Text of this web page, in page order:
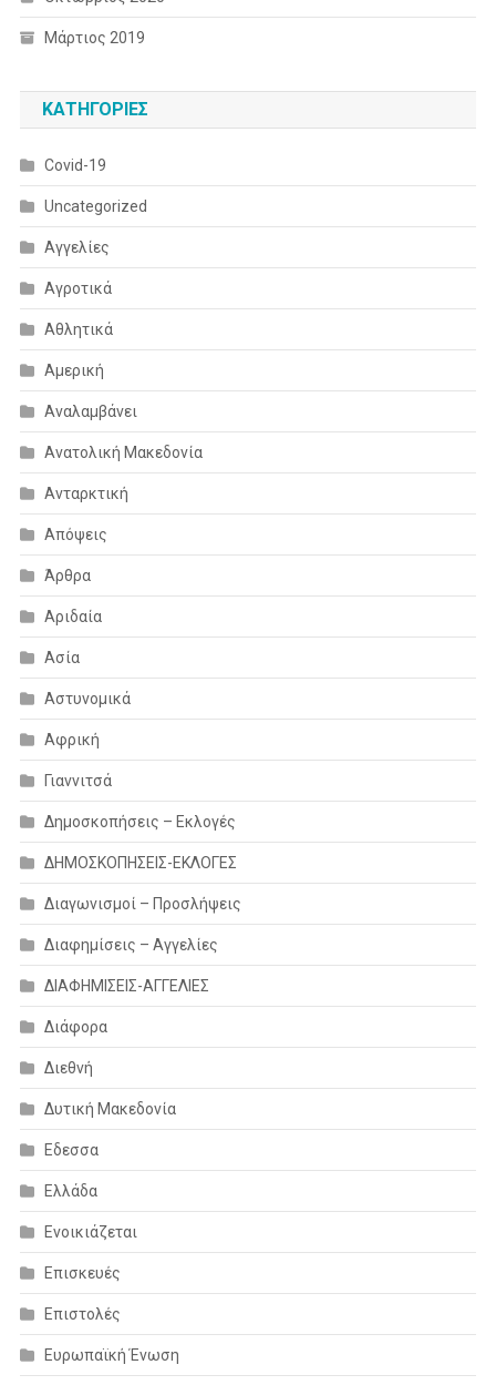
Μάρτιος 2019
KΑΤΗΓΟΡΊΕΣ
Covid-19
Uncategorized
Αγγελίες
Αγροτικά
Αθλητικά
Αμερική
Αναλαμβάνει
Ανατολική Μακεδονία
Ανταρκτική
Απόψεις
Άρθρα
Αριδαία
Ασία
Αστυνομικά
Αφρική
Γιαννιτσά
Δημοσκοπήσεις – Εκλογές
ΔΗΜΟΣΚΟΠΗΣΕΙΣ-ΕΚΛΟΓΕΣ
Διαγωνισμοί – Προσλήψεις
Διαφημίσεις – Αγγελίες
ΔΙΑΦΗΜΙΣΕΙΣ-ΑΓΓΕΛΙΕΣ
Διάφορα
Διεθνή
Δυτική Μακεδονία
Εδεσσα
Ελλάδα
Ενοικιάζεται
Επισκευές
Επιστολές
Ευρωπαϊκή Ένωση